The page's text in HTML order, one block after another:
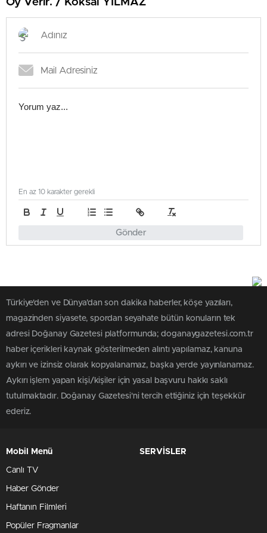
Oy Verir. / Köksal YILMAZ
Gönder
En az 10 karakter gerekli
Türkiye'den ve Dünya’dan son dakika haberler, köşe yazıları,
magazinden siyasete, spordan seyahate bütün konuların tek
adresi Doğanay Gazetesi platformunda; doganaygazetesi.com.tr
haber içerikleri kaynak gösterilmeden alıntı yapılamaz, kanuna
aykırı ve izinsiz olarak kopyalanamaz, başka yerde yayınlanamaz.
Aykırı işlem yapan kişi/kişiler için yasal başvuru hakkı saklı
tutulmaktadır. Doğanay Gazetesi'ni tercih ettiğiniz için teşekkür
ederiz.
Mobil Menü
Canlı TV
Haber Gönder
Haftanın Filmleri
Popüler Fragmanlar
SERVİSLER